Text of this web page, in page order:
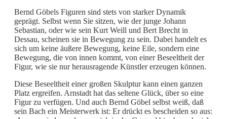
Bernd Göbels Figuren sind stets von starker Dynamik
geprägt. Selbst wenn Sie sitzen, wie der junge Johann
Sebastian, oder wie sein Kurt Weill und Bert Brecht in
Dessau, scheinen sie in Bewegung zu sein. Dabei handelt es
sich um keine äußere Bewegung, keine Eile, sondern eine
Bewegung, die von innen kommt, von einer Beseeltheit der
Figur, wie sie nur herausragende Künstler erzeugen können.
Diese Beseeltheit einer großen Skulptur kann einen ganzen
Platz ergreifen. Arnstadt hat das seltene Glück, über so eine
Figur zu verfügen. Und auch Bernd Göbel selbst weiß, daß
sein Bach ein Meisterwerk ist: Er drückt es bescheiden so aus: